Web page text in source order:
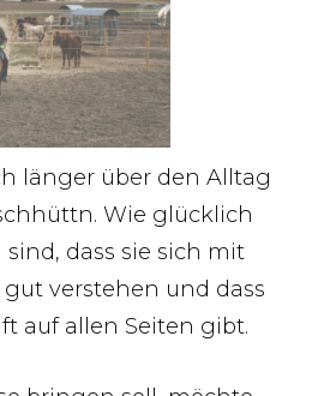
länger über den Alltag
Wie glücklich
dass sie sich mit
verstehen und dass
auf allen Seiten gibt.